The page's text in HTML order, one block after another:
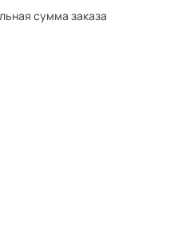
сумма заказа